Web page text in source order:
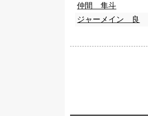
仲間 隼斗
ジャーメイン 良